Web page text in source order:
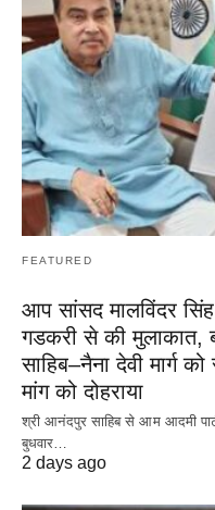
FEATURED
आप सांसद मालविंदर
गडकरी से की मुलाकात,
साहिब–नैना देवी मार्ग को
मांग को दोहराया
श्री आनंदपुर साहिब से आम आदमी
बुधवार…
2 days ago